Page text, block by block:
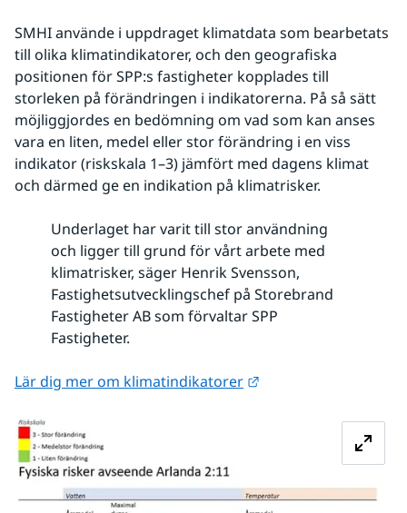
SMHI använde i uppdraget klimatdata som bearbetats
till olika klimatindikatorer, och den geografiska
positionen för SPP:s fastigheter kopplades till
storleken på förändringen i indikatorerna. På så sätt
möjliggjordes en bedömning om vad som kan anses
vara en liten, medel eller stor förändring i en viss
indikator (riskskala 1–3) jämfört med dagens klimat
och därmed ge en indikation på klimatrisker.
Underlaget har varit till stor användning
och ligger till grund för vårt arbete med
klimatrisker, säger Henrik Svensson,
Fastighetsutvecklingschef på Storebrand
Fastigheter AB som förvaltar SPP
Fastigheter.
Lär dig mer om klimatindikatorer